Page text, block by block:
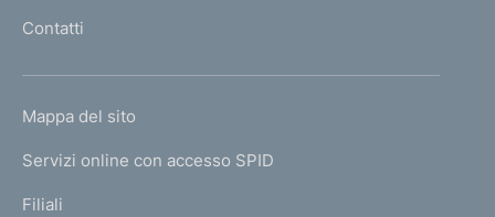
'
m
e
a
Contatti
L
N
K
Mappa del sito
Servizi online con accesso SPID
Filiali